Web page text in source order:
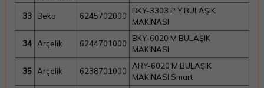
33 Beko 6245702000
BKY-3303 P Y BULAŞIK
MAKİNASI
34 Arçelik 6244701000
BKY-6020 M BULAŞIK
MAKİNASI
35 Arçelik 6238701000
ARY-6020 M BULAŞIK
MAKİNASI Smart